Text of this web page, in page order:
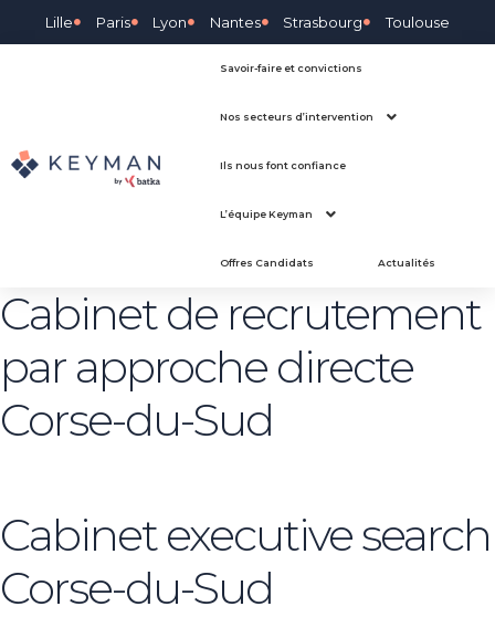
Lille Paris Lyon Nantes Strasbourg Toulouse
Savoir-faire et convictions
Nos secteurs d’intervention
Ils nous font confiance
L’équipe Keyman
Offres Candidats Actualités
Cabinet de recrutement
par approche directe
Corse-du-Sud
Cabinet executive search
Corse-du-Sud